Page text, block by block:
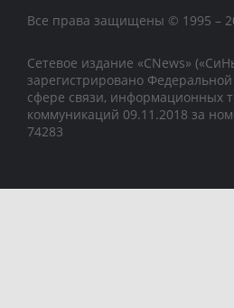
Все права защищены © 1995 –
Сетевое издание «CNews»
зарегистрировано
сфере связи, информационных
коммуникаций 09.11.2018 за
74283